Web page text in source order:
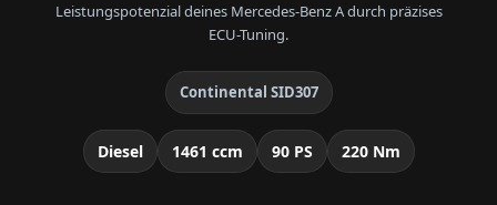
Leistungspotenzial deines Mercedes-Benz A durch präzises
ECU-Tuning.
Continental SID307
Diesel 1461 ccm 90 PS 220 Nm